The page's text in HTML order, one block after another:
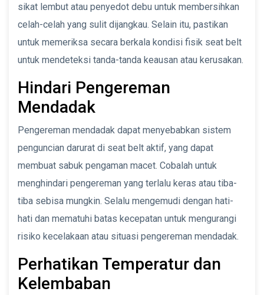
sikat lembut atau penyedot debu untuk membersihkan
celah-celah yang sulit dijangkau. Selain itu, pastikan
untuk memeriksa secara berkala kondisi fisik seat belt
untuk mendeteksi tanda-tanda keausan atau kerusakan.
Hindari Pengereman
Mendadak
Pengereman mendadak dapat menyebabkan sistem
penguncian darurat di seat belt aktif, yang dapat
membuat sabuk pengaman macet. Cobalah untuk
menghindari pengereman yang terlalu keras atau tiba-
tiba sebisa mungkin. Selalu mengemudi dengan hati-
hati dan mematuhi batas kecepatan untuk mengurangi
risiko kecelakaan atau situasi pengereman mendadak.
Perhatikan Temperatur dan
Kelembaban